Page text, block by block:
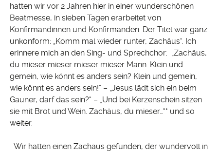
hatten wir vor 2 Jahren hier in einer wunderschönen
Beatmesse, in sieben Tagen erarbeitet von
Konfirmandinnen und Konfirmanden. Der Titel war ganz
unkonform: „Komm mal wieder runter, Zachäus“. Ich
erinnere mich an den Sing- und Sprechchor: „Zachäus,
du mieser mieser mieser mieser Mann. Klein und
gemein, wie könnt es anders sein? Klein und gemein,
wie könnt es anders sein!“ – „Jesus lädt sich ein beim
Gauner, darf das sein?“ – „Und bei Kerzenschein sitzen
sie mit Brot und Wein. Zachäus, du mieser…“* und so
weiter.
Wir hatten einen Zachäus gefunden, der wundervoll in